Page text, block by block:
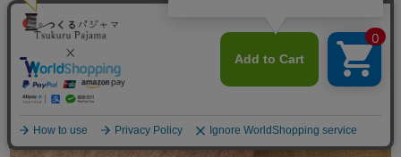
メニュー
程の中で副産物的に生まれる独特のシボ感でくしゅっと
した豊かな表情のパジャマになります。